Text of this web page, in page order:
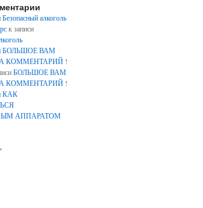
Безопасный алкоголь
к записи
БОЛЬШОЕ ВАМ
КОММЕНТАРИЙ !
БОЛЬШОЕ ВАМ
КОММЕНТАРИЙ !
КАК
АППАРАТОМ